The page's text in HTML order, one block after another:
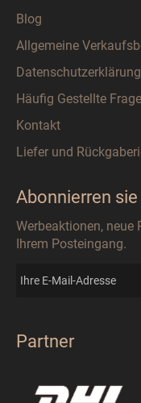
Blog
Allgemeine
Datenschutzerklärung
Häufig Gestellte
Kontakt
Liefer und
Abonnierren sie
Werbeaktionen, neue
Ihrem Posteingang.
Partner